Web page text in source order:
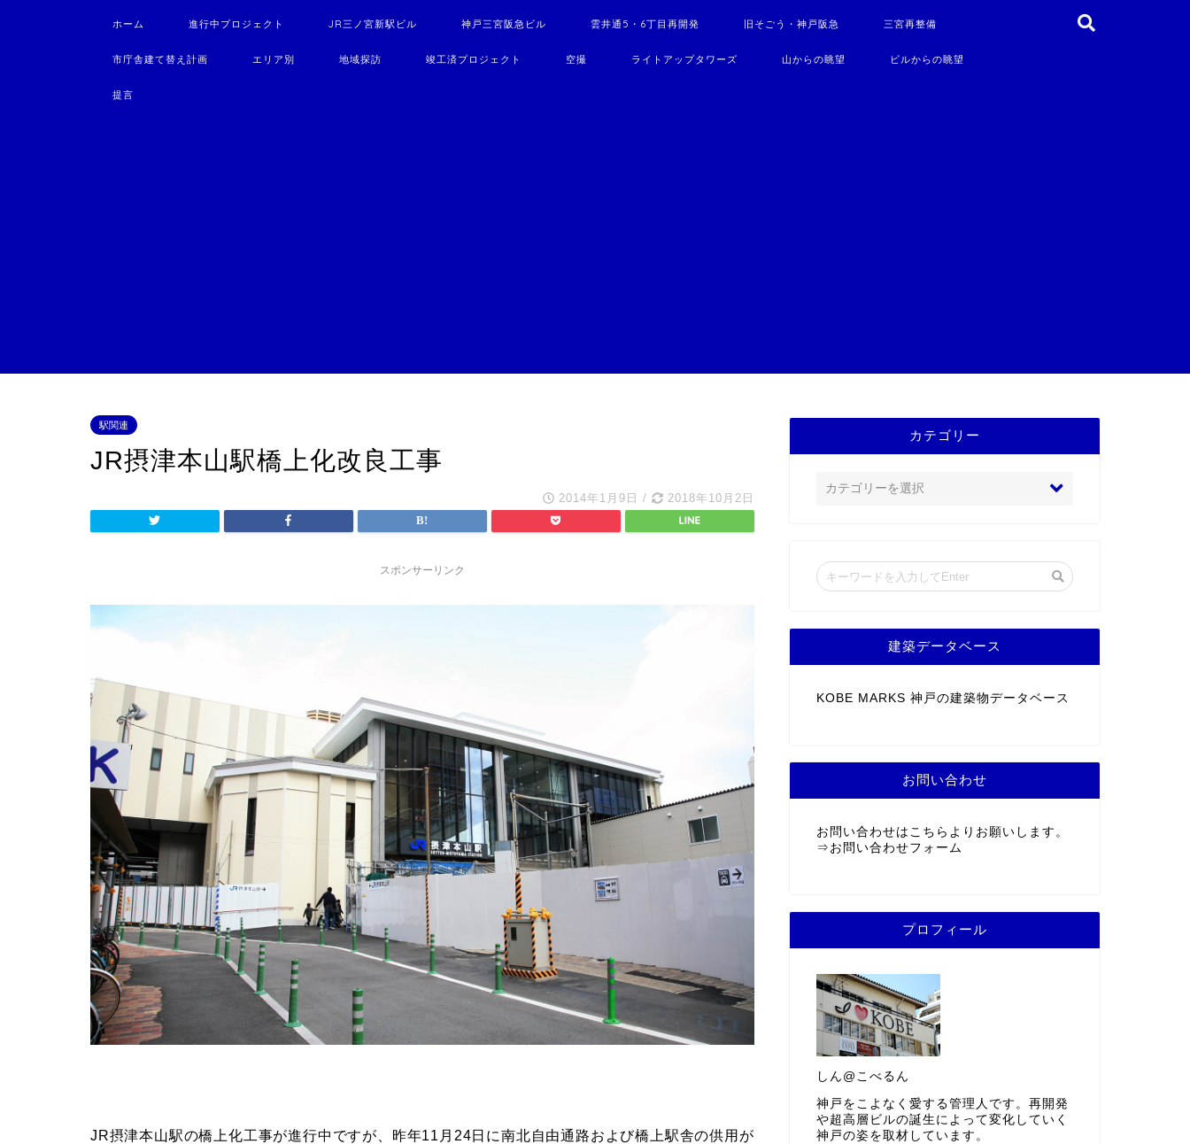
ホーム 進行中プロジェクト JR三ノ宮新駅ビル 神戸三宮阪急ビル 雲井通5・6丁目再開発 旧そごう・神戸阪急 三宮再整備
市庁舎建て替え計画 エリア別 地域探訪 竣工済プロジェクト 空撮 ライトアップタワーズ 山からの眺望 ビルからの眺望
提言
駅関連
JR摂津本山駅橋上化改良工事
2014年1月9日 / 2018年10月2日
スポンサーリンク
JR摂津本山駅の橋上化工事が進行中ですが、昨年11月24日に南北自由通路および橋上駅舎の供用が
カテゴリー
建築データベース
KOBE MARKS 神戸の建築物データベース
お問い合わせ
お問い合わせはこちらよりお願いします。
⇒ お問い合わせフォーム
プロフィール
しん@こべるん
神戸をこよなく愛する管理人です。再開発
や超高層ビルの誕生によって変化していく
神戸の姿を取材しています。